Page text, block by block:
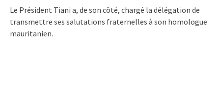
Le Président Tiani a, de son côté, chargé la délégation de
transmettre ses salutations fraternelles à son homologue
mauritanien.